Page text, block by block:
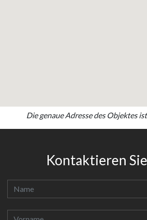
Die genaue Adresse des Objektes
Kontaktieren